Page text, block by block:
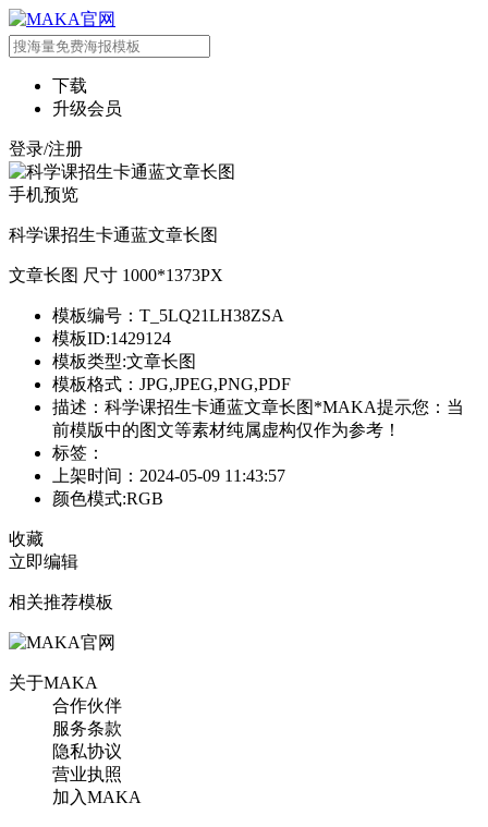
下载
升级会员
登录/注册
手机预览
科学课招生卡通蓝文章长图
文章长图 尺寸 1000*1373PX
模板编号：T_5LQ21LH38ZSA
模板ID:1429124
模板类型:文章长图
模板格式：JPG,JPEG,PNG,PDF
描述：科学课招生卡通蓝文章长图*MAKA提示您：当
前模版中的图文等素材纯属虚构仅作为参考！
标签：
上架时间：2024-05-09 11:43:57
颜色模式:RGB
收藏
立即编辑
相关推荐模板
关于MAKA
合作伙伴
服务条款
隐私协议
营业执照
加入MAKA